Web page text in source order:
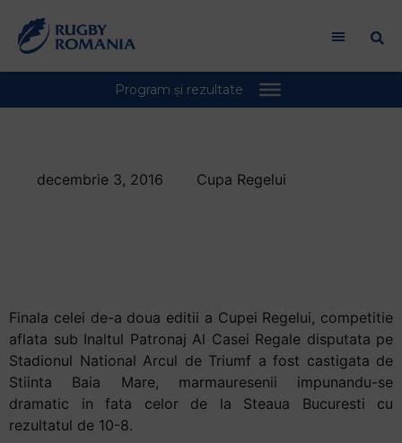
in
Accessibility
screen
reader,
press
"Ctrl
decembrie 3, 2016 Cupa Regelui
Finala celei de-a doua editii a Cupei Regelui, competitie
aflata sub Inaltul Patronaj Al Casei Regale disputata pe
Stadionul National Arcul de Triumf a fost castigata de
Stiinta Baia Mare, marmauresenii impunandu-se
dramatic in fata celor de la Steaua Bucuresti cu
rezultatul de 10-8.